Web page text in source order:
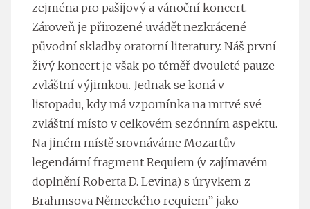
zejména pro pašijový a vánoční koncert.
Zároveň je přirozené uvádět nezkrácené
původní skladby oratorní literatury. Náš první
živý koncert je však po téměř dvouleté pauze
zvláštní výjimkou. Jednak se koná v
listopadu, kdy má vzpomínka na mrtvé své
zvláštní místo v celkovém sezónním aspektu.
Na jiném místě srovnáváme Mozartův
legendární fragment Requiem (v zajímavém
doplnění Roberta D. Levina) s úryvkem z
Brahmsova Německého requiem” jako